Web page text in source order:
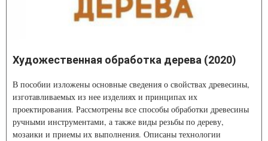
Художественная обработка дерева (2020)
В пособии изложены основные сведения о свойствах древесины,
изготавливаемых из нее изделиях и принципах их
проектирования. Рассмотрены все способы обработки древесины
ручными инструментами, а также виды резьбы по дереву,
мозаики и приемы их выполнения. Описаны технологии